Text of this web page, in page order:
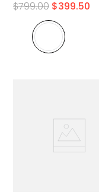
$799.00 $399.50